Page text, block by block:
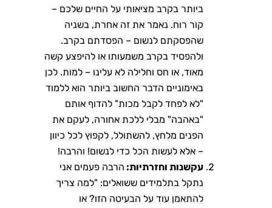
ביותר בקרב מציאותי על החיים שלכם –
קור רוח. נאמר את זה אחרת, בשניה
שהפסקתם לנשום – הפסדתם בקרב.
ולהפסיד בקרב משמעותו או להיפצע קשה
מאוד, או חס וחלילה לא עלינו – למות. לכן
באימוניים הדבר החשוב ביותר הוא ללמוד
"לא לפחד לקבל מכות" להדוף אותם
"באהבה" מבלי ללכת אחורה, לעקם את
הפנים מלחץ, להשתולל, לקפוץ לכל כיוון
– אלא לעשות הכל כדי לנשום! והרבה!
עקשנות וחזרתיות: הרבה פעמים אני
נתקל בתלמידים ששואלים: "למה צריך
להתאמן עוד על הבעיטה הזו? או